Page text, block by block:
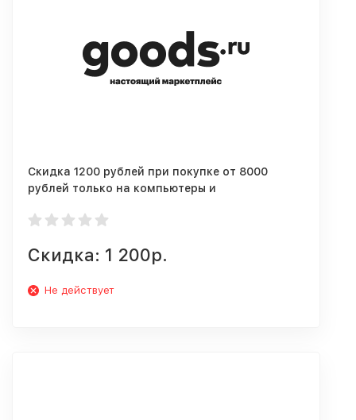
Скидка 1200 рублей при покупке от 8000
рублей только на компьютеры и
Скидка: 1 200р.
Не действует